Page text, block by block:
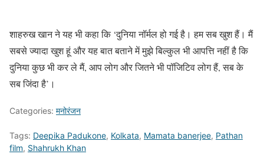
शाहरुख खान ने यह भी कहा कि ‘दुनिया नॉर्मल हो गई है। हम सब खुश हैं। मैं
सबसे ज्यादा खुश हूं और यह बात बताने में मुझे बिल्कुल भी आपत्ति नहीं है कि
दुनिया कुछ भी कर ले मैं, आप लोग और जितने भी पॉजिटिव लोग हैं, सब के
सब जिंदा है’।
Categories: मनोरंजन
Tags: Deepika Padukone, Kolkata, Mamata banerjee, Pathan
film, Shahrukh Khan